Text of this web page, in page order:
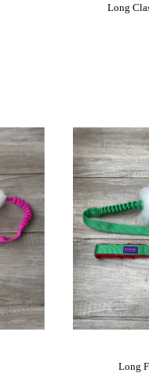
Long
Long